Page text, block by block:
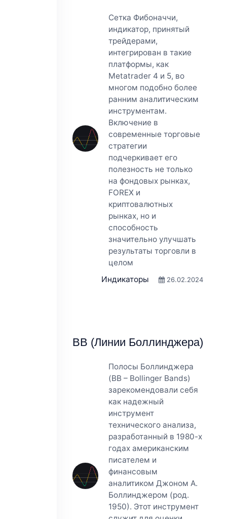
Сетка Фибоначчи,
индикатор, принятый
трейдерами,
интегрирован в такие
платформы, как
Metatrader 4 и 5, во
многом подобно более
ранним аналитическим
инструментам.
Включение в
современные торговые
стратегии
подчеркивает его
полезность не только
на фондовых рынках,
FOREX и
криптовалютных
рынках, но и
способность
значительно улучшать
результаты торговли в
целом
Индикаторы
26.02.2024
BB (Линии Боллинджера)
Полосы Боллинджера
(BB – Bollinger Bands)
зарекомендовали себя
как надежный
инструмент
технического анализа,
разработанный в 1980-х
годах американским
писателем и
финансовым
аналитиком Джоном А.
Боллинджером (род.
1950). Этот инструмент